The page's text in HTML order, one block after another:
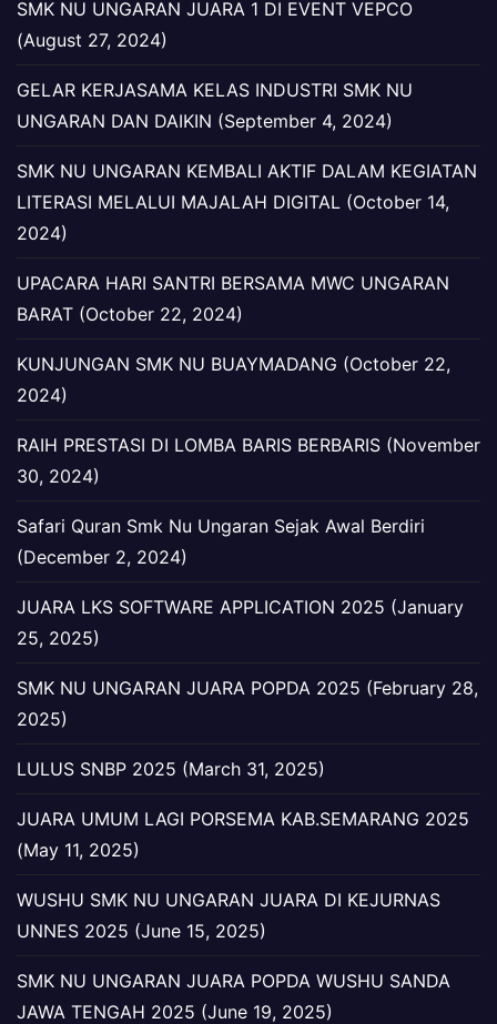
SMK NU UNGARAN JUARA 1 DI EVENT VEPCO
(August 27, 2024)
GELAR KERJASAMA KELAS INDUSTRI SMK NU
UNGARAN DAN DAIKIN (September 4, 2024)
SMK NU UNGARAN KEMBALI AKTIF DALAM KEGIATAN
LITERASI MELALUI MAJALAH DIGITAL (October 14,
2024)
UPACARA HARI SANTRI BERSAMA MWC UNGARAN
BARAT (October 22, 2024)
KUNJUNGAN SMK NU BUAYMADANG (October 22,
2024)
RAIH PRESTASI DI LOMBA BARIS BERBARIS (November
30, 2024)
Safari Quran Smk Nu Ungaran Sejak Awal Berdiri
(December 2, 2024)
JUARA LKS SOFTWARE APPLICATION 2025 (January
25, 2025)
SMK NU UNGARAN JUARA POPDA 2025 (February 28,
2025)
LULUS SNBP 2025 (March 31, 2025)
JUARA UMUM LAGI PORSEMA KAB.SEMARANG 2025
(May 11, 2025)
WUSHU SMK NU UNGARAN JUARA DI KEJURNAS
UNNES 2025 (June 15, 2025)
SMK NU UNGARAN JUARA POPDA WUSHU SANDA
JAWA TENGAH 2025 (June 19, 2025)